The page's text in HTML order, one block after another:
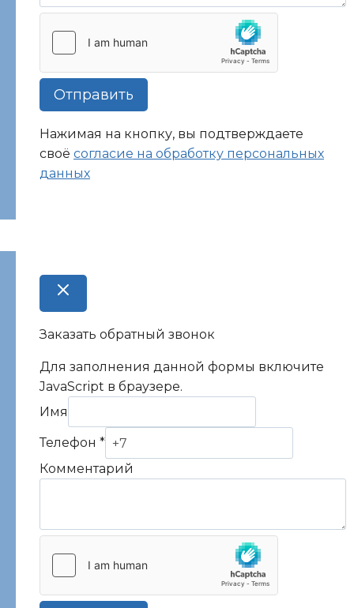
Отправить
Нажимая на кнопку, вы подтверждаете
своё согласие на обработку персональных
данных
Заказать обратный звонок
Для заполнения данной формы включите
JavaScript в браузере.
Имя
Комментарий
Имя
Телефон *
Комментарий